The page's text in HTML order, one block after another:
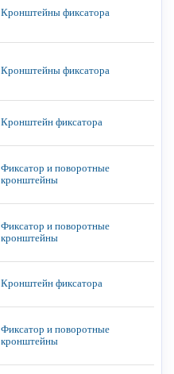
Кронштейны фиксатора
Кронштейны фиксатора
Кронштейн фиксатора
Фиксатор и поворотные
кронштейны
Фиксатор и поворотные
кронштейны
Кронштейн фиксатора
Фиксатор и поворотные
кронштейны